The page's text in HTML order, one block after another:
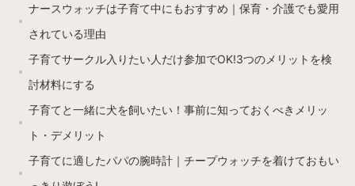
ナースウォッチは子育て中にもおすすめ｜保育・介護でも愛用
されている理由
子育てサークル入りたい人だけ参加でOK!3つのメリットを検
討材料にする
子育てと一緒に犬を飼いたい！事前に知っておくべきメリッ
ト・デメリット
子育てに適したパパの腕時計｜チープウォッチを着けておもい